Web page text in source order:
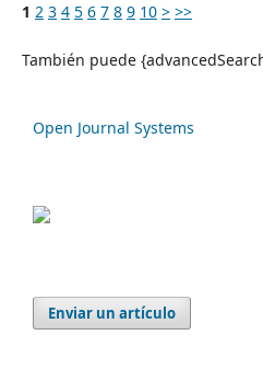
1 2 3 4 5 6 7 8 9 10 > >>
También puede
Open Journal Systems
Enviar un artículo